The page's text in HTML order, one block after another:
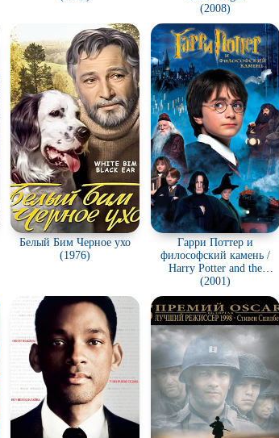
(2008)
Белый Бим Черное ухо
(1976)
Гарри Поттер и
философский камень /
Harry Potter and the
Sorcerer's Stone
(2001)